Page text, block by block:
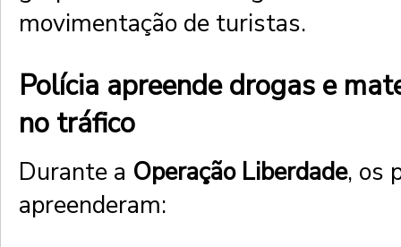
movimentação de turistas.
Polícia apreende drogas e
no tráfico
Durante a Operação Liberdade, os
apreenderam: